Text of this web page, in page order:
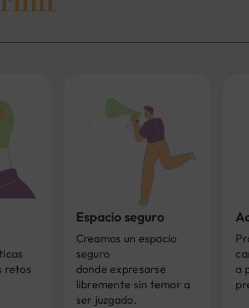
retos
Espacio seguro
Creamos un espacio
seguro
donde expresarse
libremente sin temor a
ser juzgado.
a